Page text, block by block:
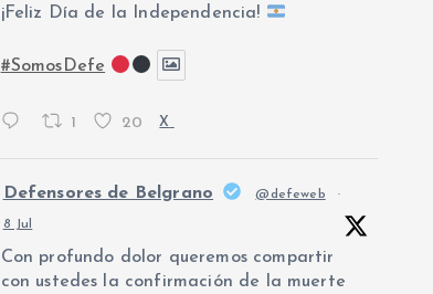
¡Feliz Día de la Independencia!
#SomosDefe
1 20 X
Defensores de Belgrano @defeweb ·
8 Jul
Con profundo dolor queremos compartir
con ustedes la confirmación de la muerte